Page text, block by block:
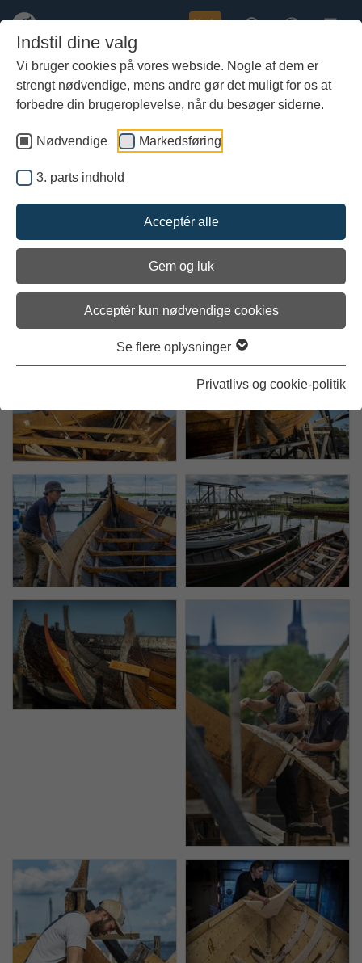
Indstil dine valg
Vi bruger cookies på vores webside. Nogle af dem er
strengt nødvendige, mens andre gør det muligt for os at
forbedre din brugeroplevelse, når du besøger siderne.
Nødvendige Markedsføring
3. parts indhold
Acceptér alle
Gem og luk
Acceptér kun nødvendige cookies
Se flere oplysninger
Privatlivs og cookie-politik
indhold
Køb
Pressefotos: Bådeværft
bådeværftet og Vikingeskibsmuseet i Roskilde.
Klik på det enkelte billede, og det vil åbne i større format til
download.
Følgende billedtekst eller anden kreditering skal
Fotograf: Werner Karrasch, Copyright:
Vikingeskibsmuseet i Roskilde
Hvis der ønskes en højere opløsning, så kontakt vores billedarkiv:
»E-mail